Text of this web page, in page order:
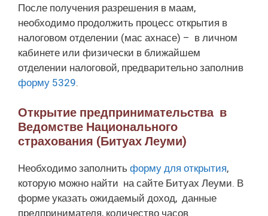
После получения разрешения в маам,
необходимо продолжить процесс открытия в
налоговом отделении (мас ахнасе) – в личном
кабинете или физически в ближайшем
отделении налоговой, предварительно заполнив
форму 5329.
Открытие предпринимательства в
Ведомстве Национального
страхования (Битуах Леуми)
Необходимо заполнить форму для открытия,
которую можно найти на сайте Битуах Леуми. В
форме указать ожидаемый доход, данные
предпринимателя, количество часов